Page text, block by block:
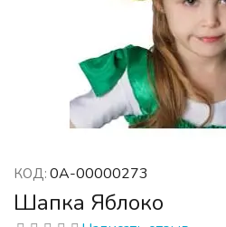
КОД: 0А-00000273
Шапка Яблоко